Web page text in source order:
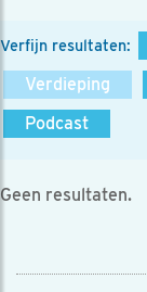
Verfijn resultaten:
Verdieping
Podcast
Geen resultaten.